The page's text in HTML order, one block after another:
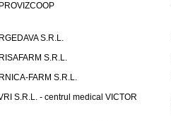
S.R.L.
S.R.L.
FARM S.R.L.
S.R.L. - centrul medical VICTOR